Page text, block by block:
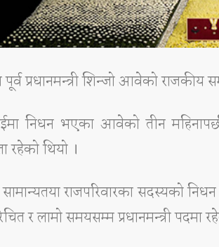
प्रधानमन्त्री शिन्जो आवेको राजकीय
निधन भएका आवेको तीन महिनापछी
रहेको थियो ।
राजपरिवारका सदस्यको
र लामो समयसम्म प्रधानमन्त्री